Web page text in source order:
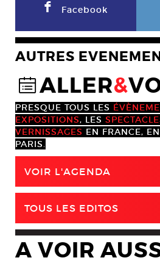
F Facebook
AUTRES
@ALLER&
PRESQUE TOUS LES
EXPOSITIONS, LES
VERNISSAGES EN FRANCE,
PARIS.
VOIR L'AGENDA
TOUS LES EDITOS
A VOIR